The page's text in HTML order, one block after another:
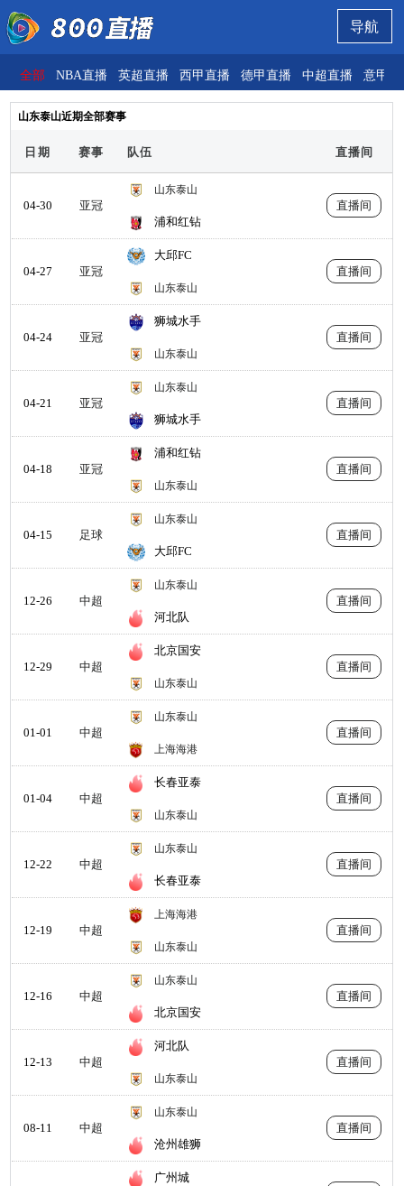
导航
全部 NBA直播 英超直播 西甲直播 德甲直播 中超直播 意甲直
山东泰山近期全部赛事
日期 赛事 队伍 直播间
04-30 亚冠
山东泰山
浦和红钻
直播间
04-27 亚冠
大邱FC
山东泰山
直播间
04-24 亚冠
狮城水手
山东泰山
直播间
04-21 亚冠
山东泰山
狮城水手
直播间
04-18 亚冠
浦和红钻
山东泰山
直播间
04-15 足球
山东泰山
大邱FC
直播间
12-26 中超
山东泰山
河北队
直播间
12-29 中超
北京国安
山东泰山
直播间
01-01 中超
山东泰山
上海海港
直播间
01-04 中超
长春亚泰
山东泰山
直播间
12-22 中超
山东泰山
长春亚泰
直播间
12-19 中超
上海海港
山东泰山
直播间
12-16 中超
山东泰山
北京国安
直播间
12-13 中超
河北队
山东泰山
直播间
08-11 中超
山东泰山
沧州雄狮
直播间
广州城